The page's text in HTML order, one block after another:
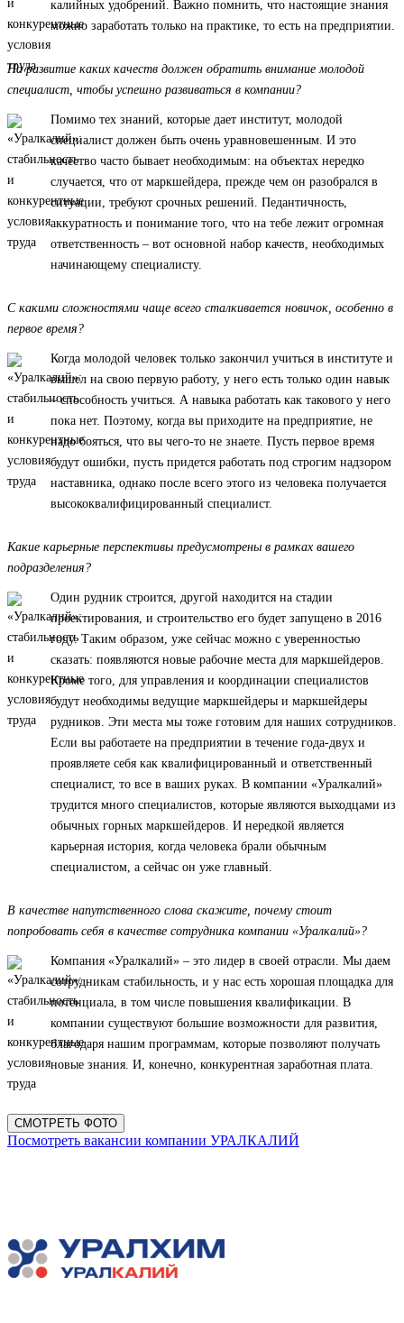
калийных удобрений. Важно помнить, что настоящие знания
можно заработать только на практике, то есть на предприятии.
На развитие каких качеств должен обратить внимание молодой
специалист, чтобы успешно развиваться в компании?
Помимо тех знаний, которые дает институт, молодой
специалист должен быть очень уравновешенным. И это
качество часто бывает необходимым: на объектах нередко
случается, что от маркшейдера, прежде чем он разобрался в
ситуации, требуют срочных решений. Педантичность,
аккуратность и понимание того, что на тебе лежит огромная
ответственность – вот основной набор качеств, необходимых
начинающему специалисту.
С какими сложностями чаще всего сталкивается новичок, особенно в
первое время?
Когда молодой человек только закончил учиться в институте и
вышел на свою первую работу, у него есть только один навык
– способность учиться. А навыка работать как такового у него
пока нет. Поэтому, когда вы приходите на предприятие, не
надо бояться, что вы чего-то не знаете. Пусть первое время
будут ошибки, пусть придется работать под строгим надзором
наставника, однако после всего этого из человека получается
высококвалифицированный специалист.
Какие карьерные перспективы предусмотрены в рамках вашего
подразделения?
Один рудник строится, другой находится на стадии
проектирования, и строительство его будет запущено в 2016
году. Таким образом, уже сейчас можно с уверенностью
сказать: появляются новые рабочие места для маркшейдеров.
Кроме того, для управления и координации специалистов
будут необходимы ведущие маркшейдеры и маркшейдеры
рудников. Эти места мы тоже готовим для наших сотрудников.
Если вы работаете на предприятии в течение года-двух и
проявляете себя как квалифицированный и ответственный
специалист, то все в ваших руках. В компании «Уралкалий»
трудится много специалистов, которые являются выходцами из
обычных горных маркшейдеров. И нередкой является
карьерная история, когда человека брали обычным
специалистом, а сейчас он уже главный.
В качестве напутственного слова скажите, почему стоит
попробовать себя в качестве сотрудника компании «Уралкалий»?
Компания «Уралкалий» – это лидер в своей отрасли. Мы даем
сотрудникам стабильность, и у нас есть хорошая площадка для
потенциала, в том числе повышения квалификации. В
компании существуют большие возможности для развития,
благодаря нашим программам, которые позволяют получать
новые знания. И, конечно, конкурентная заработная плата.
СМОТРЕТЬ ФОТО
Посмотреть вакансии компании УРАЛКАЛИЙ